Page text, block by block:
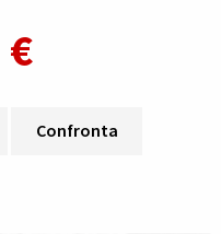
€
Confronta